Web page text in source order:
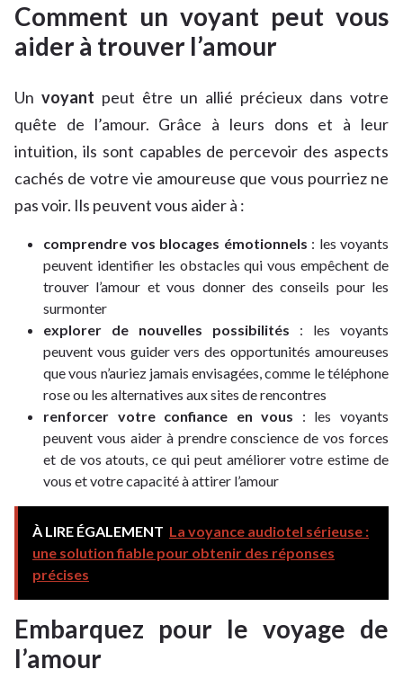
Comment un voyant peut vous
aider à trouver l’amour
Un voyant peut être un allié précieux dans votre
quête de l’amour. Grâce à leurs dons et à leur
intuition, ils sont capables de percevoir des aspects
cachés de votre vie amoureuse que vous pourriez ne
pas voir. Ils peuvent vous aider à :
comprendre vos blocages émotionnels : les voyants
peuvent identifier les obstacles qui vous empêchent de
trouver l’amour et vous donner des conseils pour les
surmonter
explorer de nouvelles possibilités : les voyants
peuvent vous guider vers des opportunités amoureuses
que vous n’auriez jamais envisagées, comme le téléphone
rose ou les alternatives aux sites de rencontres
renforcer votre confiance en vous : les voyants
peuvent vous aider à prendre conscience de vos forces
et de vos atouts, ce qui peut améliorer votre estime de
vous et votre capacité à attirer l’amour
À LIRE ÉGALEMENT La voyance audiotel sérieuse :
une solution fiable pour obtenir des réponses
précises
Embarquez pour le voyage de
l’amour